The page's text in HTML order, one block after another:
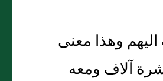
وهذا معنى
آلاف ومعه